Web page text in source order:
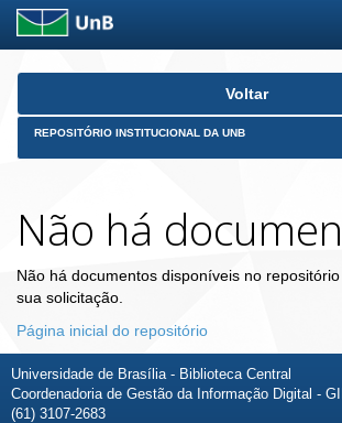
Skip
Voltar
REPOSITÓRIO INSTITUCIONAL DA UNB
Não há
Não há documentos disponíveis no
sua solicitação.
Página inicial do repositório
Universidade de Brasília - Biblioteca Central
Coordenadoria de Gestão da Informação Digital -
(61) 3107-2683